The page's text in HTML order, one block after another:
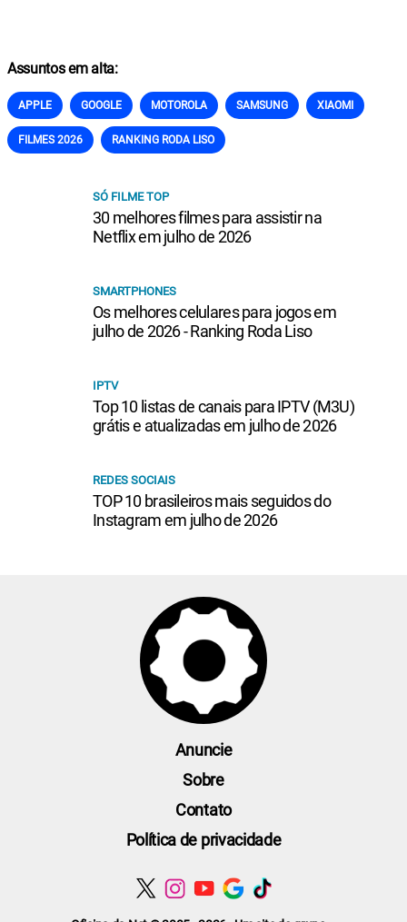
Assuntos em alta:
APPLE GOOGLE MOTOROLA SAMSUNG XIAOMI
FILMES 2026 RANKING RODA LISO
SÓ FILME TOP
30 melhores filmes para assistir na
Netflix em julho de 2026
SMARTPHONES
Os melhores celulares para jogos em
julho de 2026 - Ranking Roda Liso
IPTV
Top 10 listas de canais para IPTV (M3U)
grátis e atualizadas em julho de 2026
REDES SOCIAIS
TOP 10 brasileiros mais seguidos do
Instagram em julho de 2026
Anuncie
Sobre
Contato
Política de privacidade